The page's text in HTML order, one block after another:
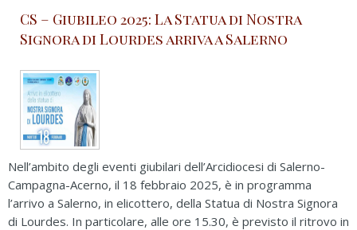
CS – Giubileo 2025: La Statua di Nostra
Signora di Lourdes arriva a Salerno
Nell’ambito degli eventi giubilari dell’Arcidiocesi di Salerno-
Campagna-Acerno, il 18 febbraio 2025, è in programma
l’arrivo a Salerno, in elicottero, della Statua di Nostra Signora
di Lourdes. In particolare, alle ore 15.30, è previsto il ritrovo in